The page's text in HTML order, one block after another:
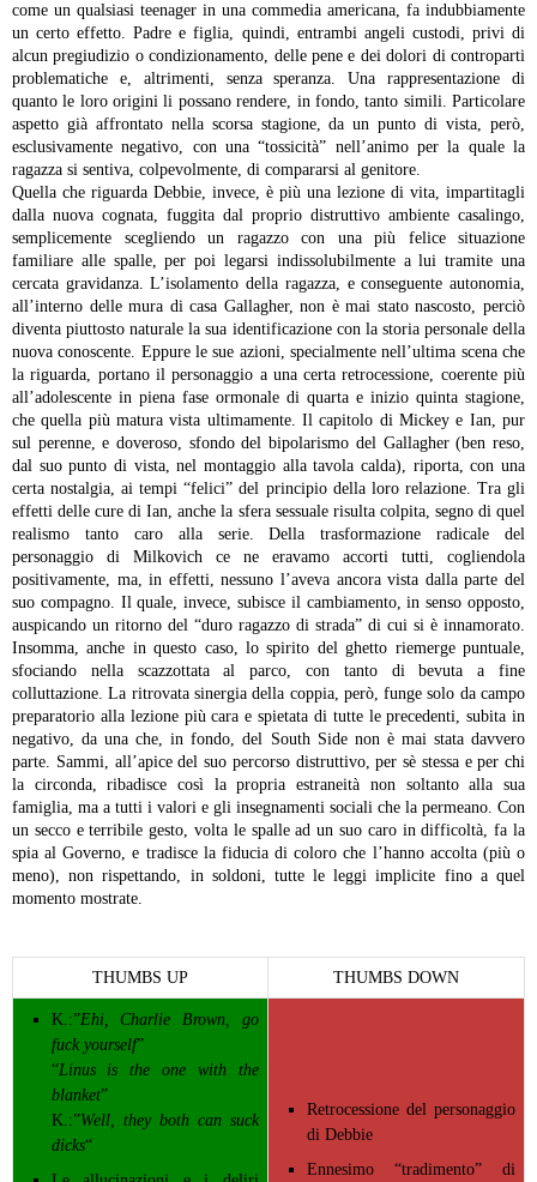
come un qualsiasi teenager in una commedia americana, fa indubbiamente
un certo effetto. Padre e figlia, quindi, entrambi angeli custodi, privi di
alcun pregiudizio o condizionamento, delle pene e dei dolori di controparti
problematiche e, altrimenti, senza speranza. Una rappresentazione di
quanto le loro origini li possano rendere, in fondo, tanto simili. Particolare
aspetto già affrontato nella scorsa stagione, da un punto di vista, però,
esclusivamente negativo, con una “tossicità” nell’animo per la quale la
ragazza si sentiva, colpevolmente, di compararsi al genitore.
Quella che riguarda Debbie, invece, è più una lezione di vita, impartitagli
dalla nuova cognata, fuggita dal proprio distruttivo ambiente casalingo,
semplicemente scegliendo un ragazzo con una più felice situazione
familiare alle spalle, per poi legarsi indissolubilmente a lui tramite una
cercata gravidanza. L’isolamento della ragazza, e conseguente autonomia,
all’interno delle mura di casa Gallagher, non è mai stato nascosto, perciò
diventa piuttosto naturale la sua identificazione con la storia personale della
nuova conoscente. Eppure le sue azioni, specialmente nell’ultima scena che
la riguarda, portano il personaggio a una certa retrocessione, coerente più
all’adolescente in piena fase ormonale di quarta e inizio quinta stagione,
che quella più matura vista ultimamente. Il capitolo di Mickey e Ian, pur
sul perenne, e doveroso, sfondo del bipolarismo del Gallagher (ben reso,
dal suo punto di vista, nel montaggio alla tavola calda), riporta, con una
certa nostalgia, ai tempi “felici” del principio della loro relazione. Tra gli
effetti delle cure di Ian, anche la sfera sessuale risulta colpita, segno di quel
realismo tanto caro alla serie. Della trasformazione radicale del
personaggio di Milkovich ce ne eravamo accorti tutti, cogliendola
positivamente, ma, in effetti, nessuno l’aveva ancora vista dalla parte del
suo compagno. Il quale, invece, subisce il cambiamento, in senso opposto,
auspicando un ritorno del “duro ragazzo di strada” di cui si è innamorato.
Insomma, anche in questo caso, lo spirito del ghetto riemerge puntuale,
sfociando nella scazzottata al parco, con tanto di bevuta a fine
colluttazione. La ritrovata sinergia della coppia, però, funge solo da campo
preparatorio alla lezione più cara e spietata di tutte le precedenti, subita in
negativo, da una che, in fondo, del South Side non è mai stata davvero
parte. Sammi, all’apice del suo percorso distruttivo, per sè stessa e per chi
la circonda, ribadisce così la propria estraneità non soltanto alla sua
famiglia, ma a tutti i valori e gli insegnamenti sociali che la permeano. Con
un secco e terribile gesto, volta le spalle ad un suo caro in difficoltà, fa la
spia al Governo, e tradisce la fiducia di coloro che l’hanno accolta (più o
meno), non rispettando, in soldoni, tutte le leggi implicite fino a quel
momento mostrate.
THUMBS UP THUMBS DOWN
K.:”Ehi, Charlie Brown, go
fuck yourself”
“Linus is the one with the
blanket”
K.:”Well, they both can suck
dicks“
Retrocessione del personaggio
di Debbie
Ennesimo “tradimento” di